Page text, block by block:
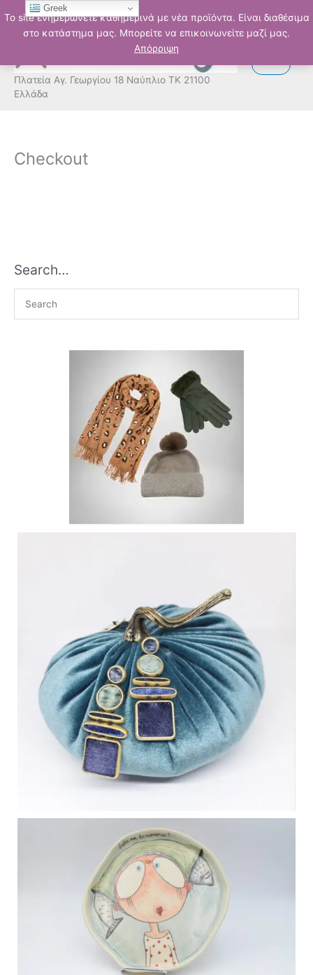
Το site ενημερώνετε καθημερινά με νέα προϊόντα. Είναι διαθέσιμα
στο κατάστημα μας. Μπορείτε να επικοινωνείτε μαζί μας.
Απόρριψη
Μετάβαση
στο
περιεχόμενο
Πλατεία Αγ. Γεωργίου 18 Ναύπλιο ΤΚ 21100
Ελλάδα
Checkout
Search…
Greek